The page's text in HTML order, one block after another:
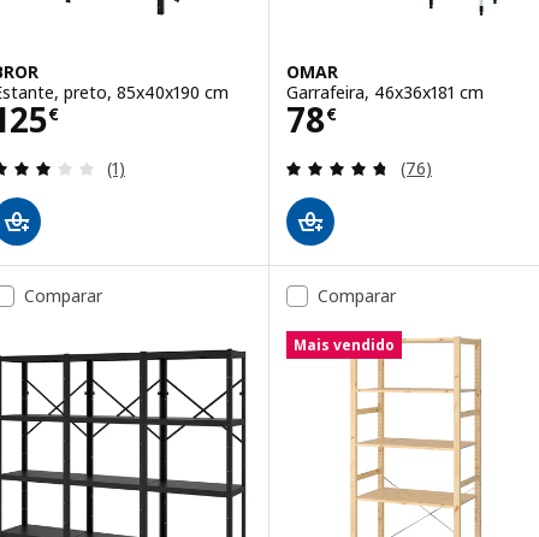
preto, 85x40x190 cm
€ 125€
Avaliação: 3 fora de 5 estrelas. Total de
(1)
OMAR
Garrafeira, 46x36x181 cm
78€
Preço 78€
Avaliação: 4.7
(76)
Comparar Comparar
Mais vendido